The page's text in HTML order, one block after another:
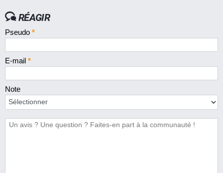
RÉAGIR
Pseudo *
E-mail *
Note